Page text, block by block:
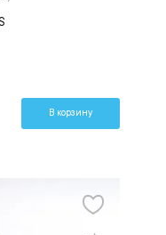
В корзину